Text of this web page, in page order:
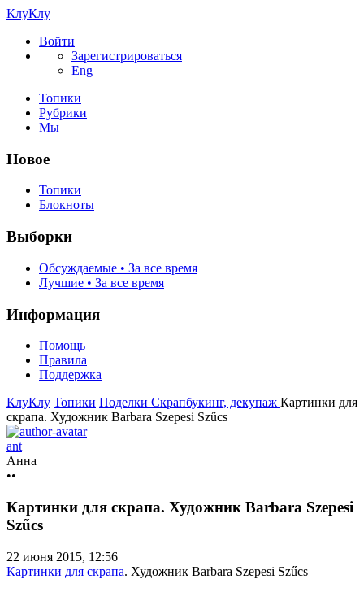
КлуКлу
Войти
Зарегистрироваться
Eng
Топики
Рубрики
Мы
Новое
Топики
Блокноты
Выборки
Обсуждаемые • За все время
Лучшие • За все время
Информация
Помощь
Правила
Поддержка
КлуКлу Топики Поделки Скрапбукинг, декупаж Картинки для
скрапа. Художник Barbara Szepesi Szűcs
ant
Анна
••
Картинки для скрапа. Художник Barbara Szepesi
Szűcs
22 июня 2015, 12:56
Картинки для скрапа. Художник Barbara Szepesi Szűcs